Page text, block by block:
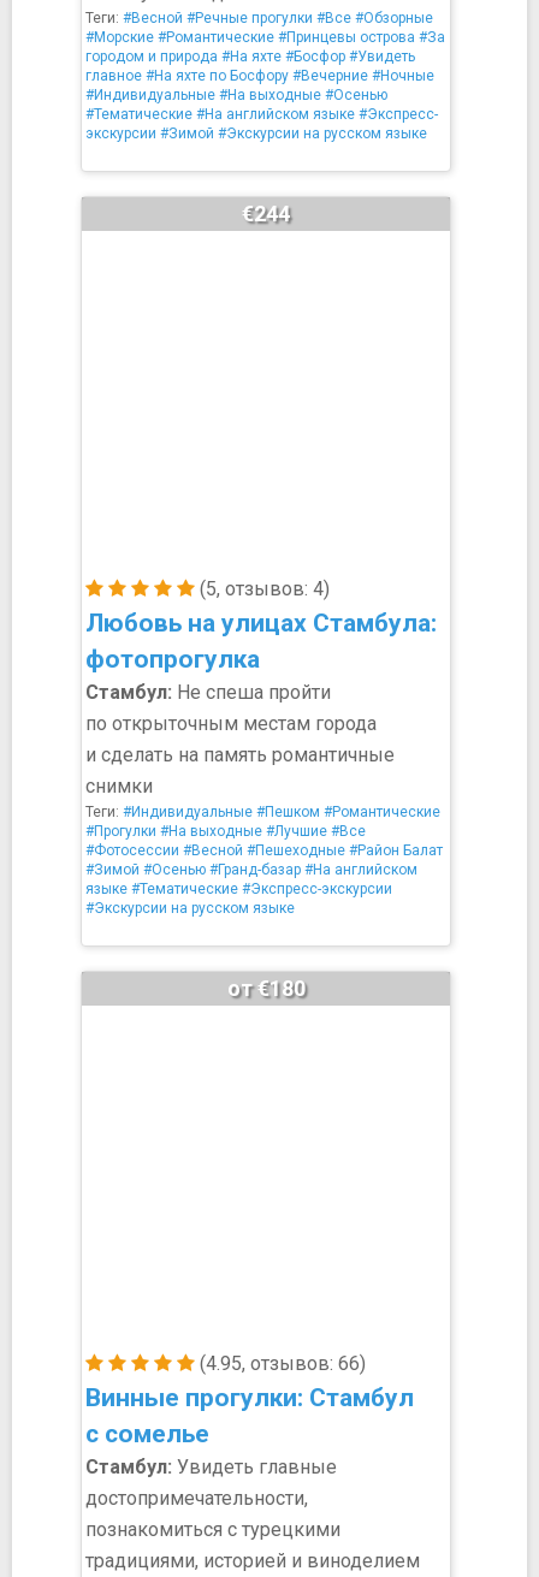
Теги: #Весной #Речные прогулки #Все #Обзорные
#Морские #Романтические #Принцевы острова #За
городом и природа #На яхте #Босфор #Увидеть
главное #На яхте по Босфору #Вечерние #Ночные
#Индивидуальные #На выходные #Осенью
#Тематические #На английском языке #Экспресс-
экскурсии #Зимой #Экскурсии на русском языке
(5, отзывов: 4)
Любовь на улицах Стамбула:
фотопрогулка
€244
Стамбул: Не спеша пройти
по открыточным местам города
и сделать на память романтичные
снимки
Теги: #Индивидуальные #Пешком #Романтические
#Прогулки #На выходные #Лучшие #Все
#Фотосессии #Весной #Пешеходные #Район Балат
#Зимой #Осенью #Гранд-базар #На английском
языке #Тематические #Экспресс-экскурсии
#Экскурсии на русском языке
(4.95, отзывов: 66)
Винные прогулки: Стамбул
с сомелье
от €180
Стамбул: Увидеть главные
достопримечательности,
познакомиться с турецкими
традициями, историей и виноделием